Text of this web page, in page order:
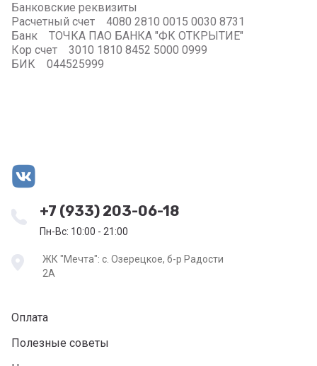
Банковские реквизиты
Расчетный счет 4080 2810 0015 0030 8731
Банк ТОЧКА ПАО БАНКА "ФК ОТКРЫТИЕ"
Кор счет 3010 1810 8452 5000 0999
БИК 044525999
+7 (933) 203-06-18
Пн-Вс: 10:00 - 21:00
ЖК "Мечта": с. Озерецкое, б-р Радости
2А
Оплата
Полезные советы